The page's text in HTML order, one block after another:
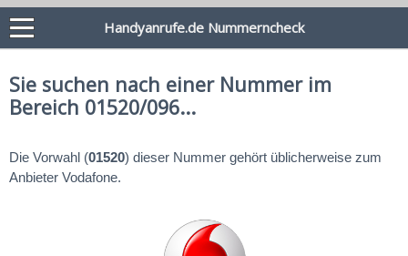
Handyanrufe.de Nummerncheck
Sie suchen nach einer Nummer im
Bereich 01520/096...
Die Vorwahl (01520) dieser Nummer gehört üblicherweise zum
Anbieter Vodafone.